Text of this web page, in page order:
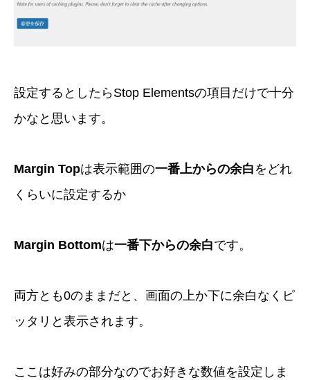
設定するとしたらStop Elementsの項目だけで十分
かなと思います。
Margin Topは表示範囲の一番上からの余白 をどれ
くらいに設定するか
Margin Bottomは一番下からの余白です。
両方とも0のままだと、画面の上か下に余白なくピ
ッタリと表示されます。
ここは好みの部分なのでお好きな数値を設定しま